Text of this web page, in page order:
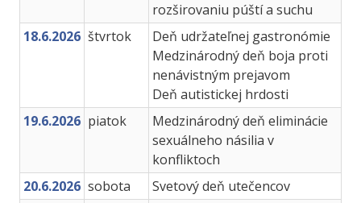
rozširovaniu púští a suchu
18.6.2026 štvrtok
Deň udržateľnej gastronómie
Medzinárodný deň boja proti
nenávistným prejavom
Deň autistickej hrdosti
19.6.2026 piatok
Medzinárodný deň eliminácie
sexuálneho násilia v
konfliktoch
20.6.2026 sobota
Svetový deň utečencov